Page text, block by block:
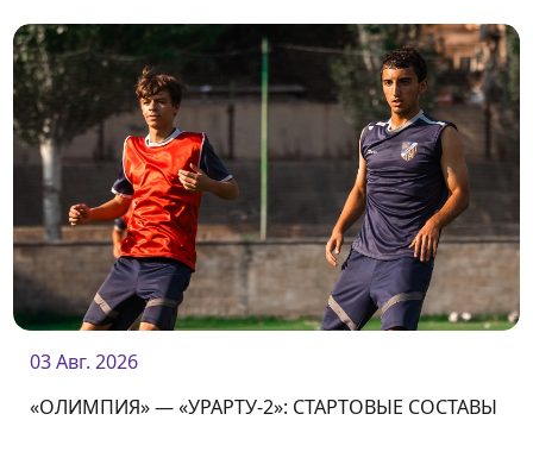
03 Авг. 2026
«ОЛИМПИЯ» — «УРАРТУ-2»: СТАРТОВЫЕ СОСТАВЫ